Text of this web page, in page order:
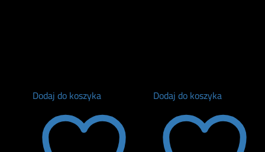
Dodaj do koszyka Dodaj do koszyka